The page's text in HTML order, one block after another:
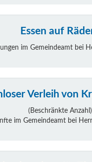
Essen auf
im Gemeindeamt bei
Verleih von
(Beschränkte Anzahl)
im Gemeindeamt bei